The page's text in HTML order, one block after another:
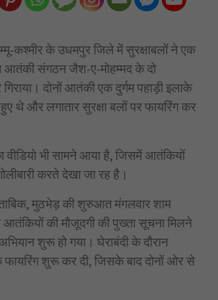
कश्मीर के उधमपुर जिले में सुरक्षाबलों ने एक
आतंकी संगठन जैश-ए-मोहम्मद के दो
दोनों आतंकी एक दुर्गम पहाड़ी इलाके
थे और लगातार सुरक्षा बलों पर फायरिंग कर
वीडियो भी सामने आया है, जिसमें आतंकियों
करते देखा जा रह है।
मुठभेड़ की शुरुआत मंगलवार शाम
की मौजूदगी की पुख्ता सूचना मिलने
शुरू हो गया। घेराबंदी के दौरान
शुरू कर दी, जिसके बाद दोनों ओर से